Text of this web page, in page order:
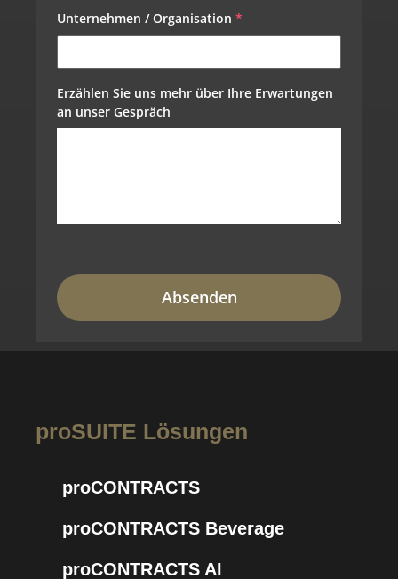
Unternehmen / Organisation *
Erzählen Sie uns mehr über Ihre Erwartungen
an unser Gespräch
proSUITE Lösungen
proCONTRACTS
proCONTRACTS Beverage
proCONTRACTS AI